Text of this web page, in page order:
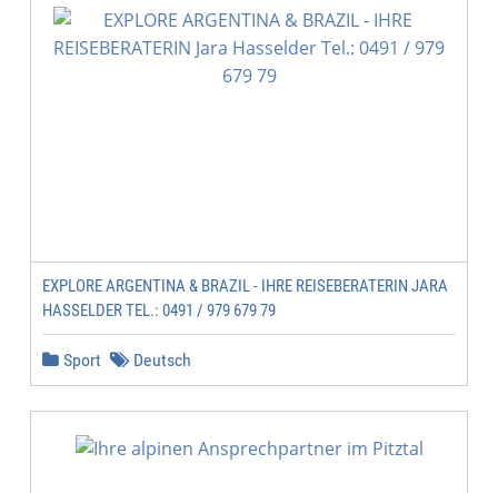
EXPLORE ARGENTINA & BRAZIL - IHRE REISEBERATERIN JARA
HASSELDER TEL.: 0491 / 979 679 79
Sport Deutsch